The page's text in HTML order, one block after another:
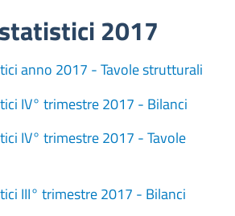
2017
anno 2017 - Tavole strutturali
IV° trimestre 2017 - Bilanci
IV° trimestre 2017 - Tavole
III° trimestre 2017 - Bilanci